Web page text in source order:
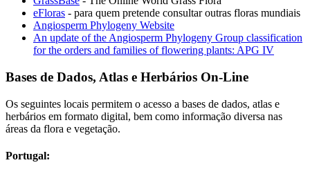
eFloras - para quem pretende consultar outras floras mundiais
Angiosperm Phylogeny Website
An update of the Angiosperm Phylogeny Group classification
for the orders and families of flowering plants: APG IV
Bases de Dados, Atlas e Herbários On-Line
Os seguintes locais permitem o acesso a bases de dados, atlas e
herbários em formato digital, bem como informação diversa nas
áreas da flora e vegetação.
Portugal: